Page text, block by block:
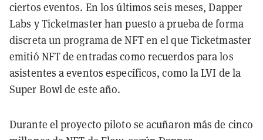
ciertos eventos. En los últimos seis meses, Dapper
Labs y Ticketmaster han puesto a prueba de forma
discreta un programa de NFT en el que Ticketmaster
emitió NFT de entradas como recuerdos para los
asistentes a eventos específicos, como la LVI de la
Super Bowl de este año.
Durante el proyecto piloto se acuñaron más de cinco